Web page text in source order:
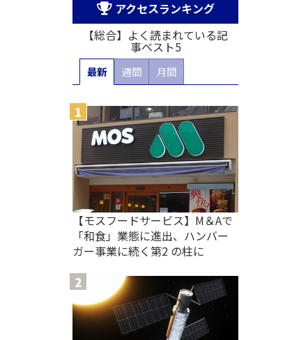
アクセスランキング
【総合】よく読まれている記
事ベスト5
最新 週間 月間
【モスフードサービス】M＆Aで
「和食」業態に進出、ハンバー
ガー事業に続く第2 の柱に